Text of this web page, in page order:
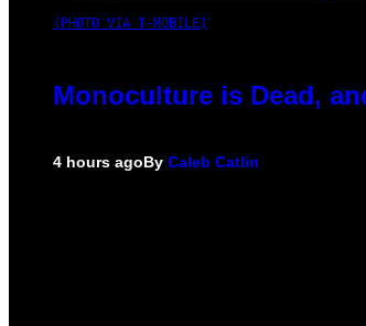
(PHOTO VIA T-MOBILE)
Monoculture is Dead,
4 hours agoBy Caleb Catlin